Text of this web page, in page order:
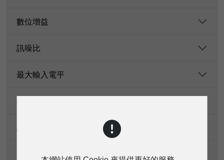
數位增益
訊噪比
最大輸入電平
幻象電源
線路輸入
USB立體聲輸入/輸出